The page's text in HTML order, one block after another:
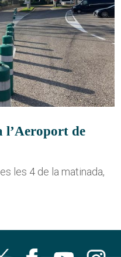
l’Aeroport de
les 4 de la matinada,